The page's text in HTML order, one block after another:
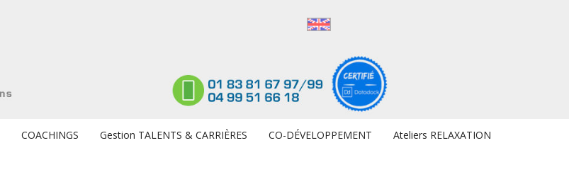
COACHINGS Gestion TALENTS & CARRIÈRES CO-DÉVELOPPEMENT Ateliers RELAXATION